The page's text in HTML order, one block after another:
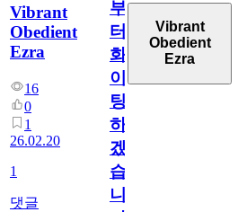
Vibrant
Obedient
Ezra
16
0
1
26.02.20
1
댓글
부
터
화
이
팅
하
겠
습
니
Vibrant
Obedient
Ezra